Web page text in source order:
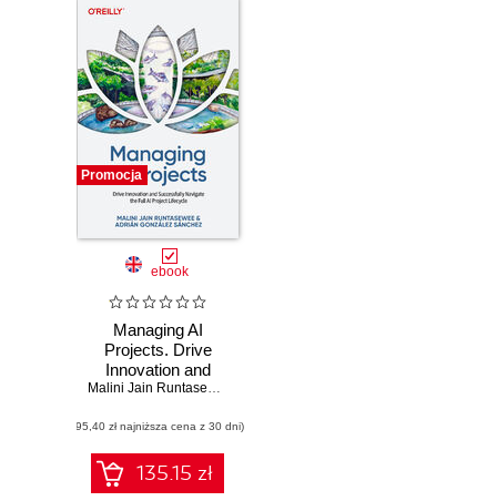
Promocja
ebook
Managing AI
Projects. Drive
Innovation and
Successfully
Project Lifecycle
Malini Jain Runtasewee
(95,40 zł najniższa cena z 30 dni)
135.15 zł